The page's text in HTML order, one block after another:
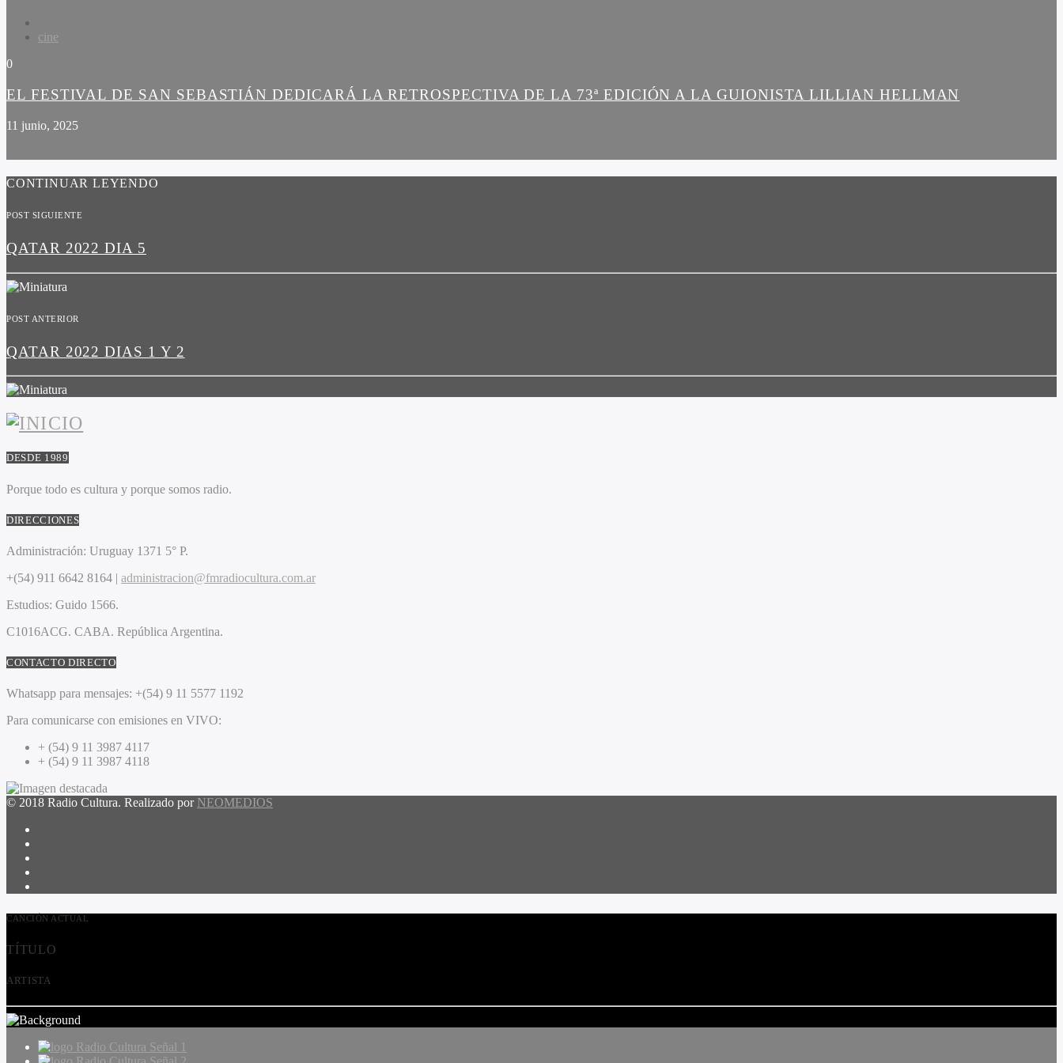
cine
0
EL FESTIVAL DE SAN SEBASTIÁN DEDICARÁ LA RETROSPECTIVA DE LA 73ª EDICIÓN A LA GUIONISTA LILLIAN HELLMAN
11 junio, 2025
CONTINUAR LEYENDO
POST SIGUIENTE
QATAR 2022 DIA 5
POST ANTERIOR
QATAR 2022 DIAS 1 Y 2
DESDE 1989
Porque todo es cultura y porque somos radio.
DIRECCIONES
Administración: Uruguay 1371 5° P.
+(54) 911 6642 8164 | administracion@fmradiocultura.com.ar
Estudios: Guido 1566.
C1016ACG. CABA. República Argentina.
CONTACTO DIRECTO
Whatsapp para mensajes: +(54) 9 11 5577 1192
Para comunicarse con emisiones en VIVO:
+ (54) 9 11 3987 4117
+ (54) 9 11 3987 4118
© 2018 Radio Cultura. Realizado por NEOMEDIOS
CANCIÓN ACTUAL
TÍTULO
ARTISTA
Radio Cultura Señal 1